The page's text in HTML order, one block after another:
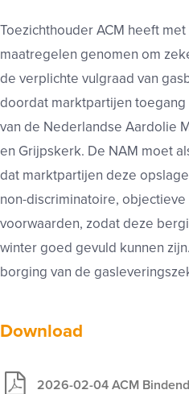
Toezichthouder ACM heeft
maatregelen genomen om
de verplichte vulgraad van
doordat marktpartijen
van de Nederlandse Aardolie
en Grijpskerk. De NAM moet
dat marktpartijen deze
non-discriminatoire,
voorwaarden, zodat deze
winter goed gevuld kunnen
borging van de
Download
2026-02-04 ACM